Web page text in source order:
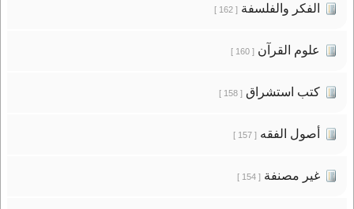
الفكر والفلسفة[ 162 ]
علوم القرآن[ 160 ]
كتب استشراق[ 158 ]
أصول الفقه[ 157 ]
غير مصنفة[ 154 ]